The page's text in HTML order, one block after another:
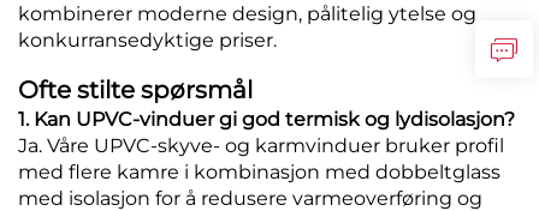
kombinerer moderne design, pålitelig ytelse og
konkurransedyktige priser.
Ofte stilte spørsmål
1. Kan UPVC-vinduer gi god termisk og lydisolasjon?
Ja. Våre UPVC-skyve- og karmvinduer bruker profil
med flere kamre i kombinasjon med dobbeltglass
med isolasjon for å redusere varmeoverføring og